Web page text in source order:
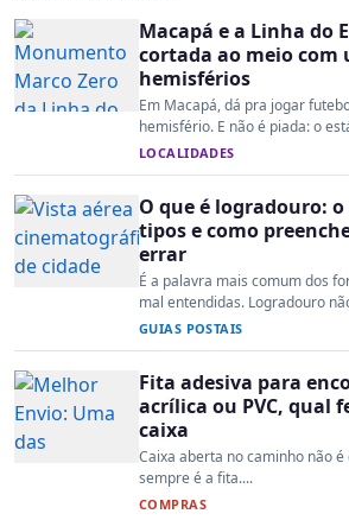
Macapá e a Linha do
cortada ao meio com
hemisférios
Em Macapá, dá pra jogar
hemisfério. E não é piada: o
LOCALIDADES
O que é logradouro:
tipos e como
errar
É a palavra mais comum dos
mal entendidas. Logradouro
GUIAS POSTAIS
Fita adesiva para
acrílica ou PVC, qual
caixa
Caixa aberta no caminho não
sempre é a fita....
COMPRAS